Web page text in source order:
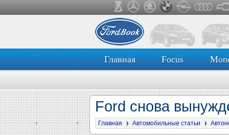
Главная Focus
Ford снова
Главная Автомобильные статьи